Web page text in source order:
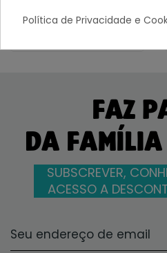
FAZ
DA FAMÍLIA
SUBSCREVER,
ACESSO A
Política de Privacidade e